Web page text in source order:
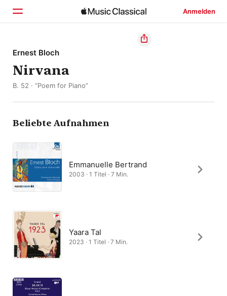
Anmelden
Startseite
Entdecken
Ernest Bloch
Nirvana
B. 52 · “Poem for Piano”
Beliebte Aufnahmen
Emmanuelle Bertrand
2003 · 1 Titel · 7 Min.
Yaara Tal
2023 · 1 Titel · 7 Min.